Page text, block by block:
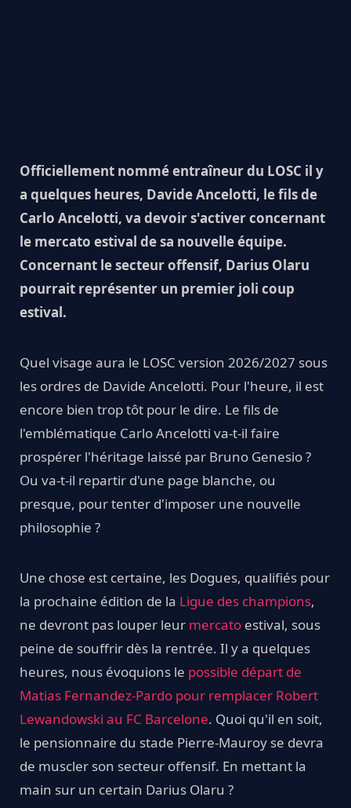
Officiellement nommé entraîneur du LOSC il y
a quelques heures, Davide Ancelotti, le fils de
Carlo Ancelotti, va devoir s'activer concernant
le mercato estival de sa nouvelle équipe.
Concernant le secteur offensif, Darius Olaru
pourrait représenter un premier joli coup
estival.
Quel visage aura le LOSC version 2026/2027 sous
les ordres de Davide Ancelotti. Pour l'heure, il est
encore bien trop tôt pour le dire. Le fils de
l'emblématique Carlo Ancelotti va-t-il faire
prospérer l'héritage laissé par Bruno Genesio ?
Ou va-t-il repartir d'une page blanche, ou
presque, pour tenter d'imposer une nouvelle
philosophie ?
Une chose est certaine, les Dogues, qualifiés pour
la prochaine édition de la Ligue des champions,
ne devront pas louper leur mercato estival, sous
peine de souffrir dès la rentrée. Il y a quelques
heures, nous évoquions le possible départ de
Matias Fernandez-Pardo pour remplacer Robert
Lewandowski au FC Barcelone. Quoi qu'il en soit,
le pensionnaire du stade Pierre-Mauroy se devra
de muscler son secteur offensif. En mettant la
main sur un certain Darius Olaru ?